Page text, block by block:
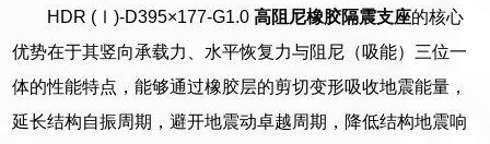
HDR (Ⅰ)-D395×177-G1.0高阻尼橡胶隔震支座的核心
优势在于其竖向承载力、水平恢复力与阻尼（吸能）三位一
体的性能特点，能够通过橡胶层的剪切变形吸收地震能量，
延长结构自振周期，避开地震动卓越周期，降低结构地震响